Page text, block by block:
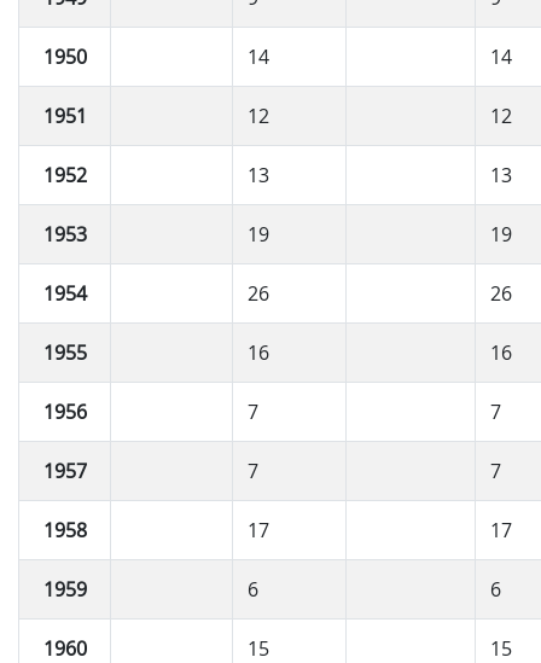
1950 14 14
1951 12 12
1952 13 13
1953 19 19
1954 26 26
1955 16 16
1956 7 7
1957 7 7
1958 17 17
1959 6 6
1960 15 15